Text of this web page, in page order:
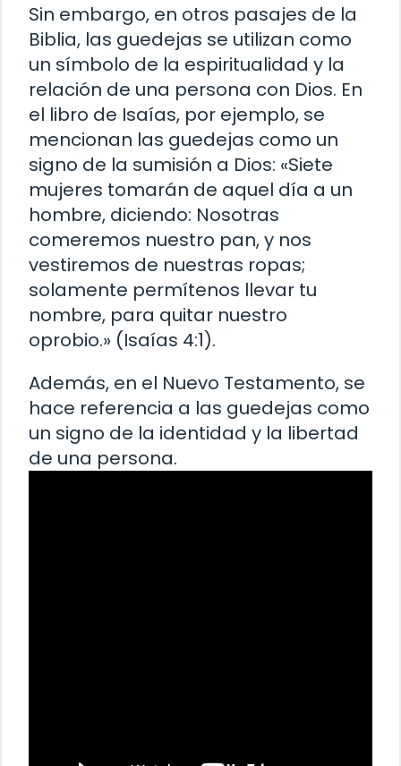
Sin embargo, en otros pasajes de la
Biblia, las guedejas se utilizan como
un símbolo de la espiritualidad y la
relación de una persona con Dios. En
el libro de Isaías, por ejemplo, se
mencionan las guedejas como un
signo de la sumisión a Dios: «Siete
mujeres tomarán de aquel día a un
hombre, diciendo: Nosotras
comeremos nuestro pan, y nos
vestiremos de nuestras ropas;
solamente permítenos llevar tu
nombre, para quitar nuestro
oprobio.» (Isaías 4:1).
Además, en el Nuevo Testamento, se
hace referencia a las guedejas como
un signo de la identidad y la libertad
de una persona.